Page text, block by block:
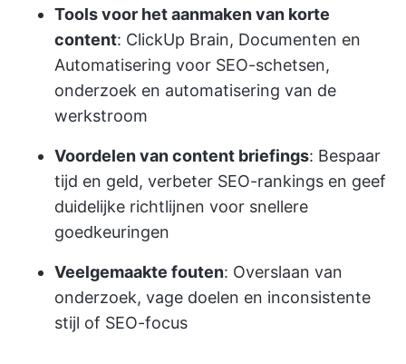
Tools voor het aanmaken van korte
content: ClickUp Brain, Documenten en
Automatisering voor SEO-schetsen,
onderzoek en automatisering van de
werkstroom
Voordelen van content briefings: Bespaar
tijd en geld, verbeter SEO-rankings en geef
duidelijke richtlijnen voor snellere
goedkeuringen
Veelgemaakte fouten: Overslaan van
onderzoek, vage doelen en inconsistente
stijl of SEO-focus